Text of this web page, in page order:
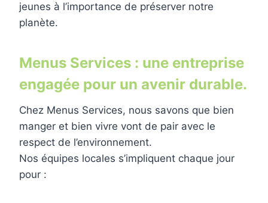
jeunes à l’importance de préserver notre
planète.
Menus Services : une entreprise
engagée pour un avenir durable.
Chez Menus Services, nous savons que bien
manger et bien vivre vont de pair avec le
respect de l’environnement.
Nos équipes locales s’impliquent chaque jour
pour :